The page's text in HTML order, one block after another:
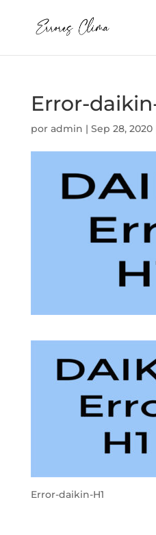
Error-
por admin | Sep 28, 2020
Error-daikin-H1